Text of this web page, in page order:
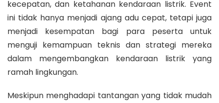
kecepatan, dan ketahanan kendaraan listrik. Event
ini tidak hanya menjadi ajang adu cepat, tetapi juga
menjadi kesempatan bagi para peserta untuk
menguji kemampuan teknis dan strategi mereka
dalam mengembangkan kendaraan listrik yang
ramah lingkungan.
Meskipun menghadapi tantangan yang tidak mudah